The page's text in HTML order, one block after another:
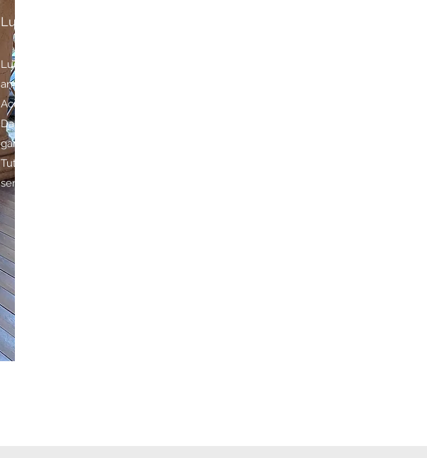
Luca Babbini
Luca, classe 1974, appassionato ristoratore da 30
anni, cultore del buon cibo e buon bere.
Accomodante e affabile.
Da 24 anni accoglie nel ristorante i suoi ospiti con
garbo ,discrezione e disponibilità.
Tutte doti necessarie ed indispensabili per far
sentire il Cliente come a casa propria.